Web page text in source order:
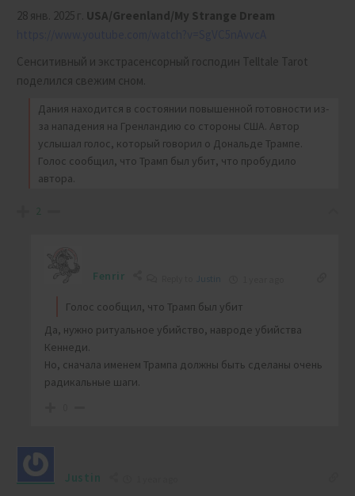
28 янв. 2025 г. USA/Greenland/My Strange Dream
Сенситивный и экстрасенсорный господин Telltale Tarot
поделился свежим сном.
Дания находится в состоянии повышенной готовности из-
за нападения на Гренландию со стороны США. Автор
услышал голос, который говорил о Дональде Трампе.
Голос сообщил, что Трамп был убит, что пробудило
автора.
2
Fenrir Justin
Голос сообщил, что Трамп был убит
Да, нужно ритуальное убийство, навроде убийства
Кеннеди.
Но, сначала именем Трампа должны быть сделаны очень
радикальные шаги.
Justin